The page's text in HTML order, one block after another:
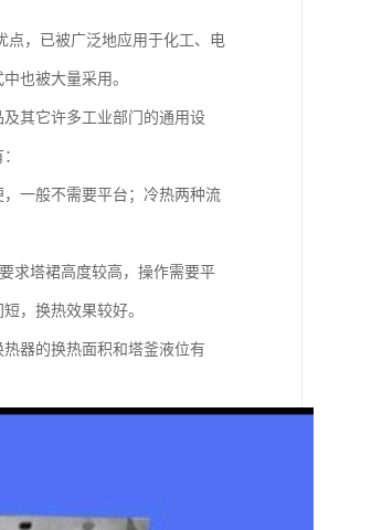
点，已被广泛地应用于化工、电
也被大量采用。
其它许多工业部门的通用设
一般不需要平台；冷热两种流
求塔裙高度较高，操作需要平
，换热效果较好。
器的换热面积和塔釜液位有